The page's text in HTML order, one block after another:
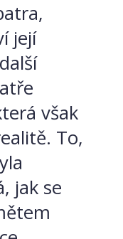
její
však
To,
jak se